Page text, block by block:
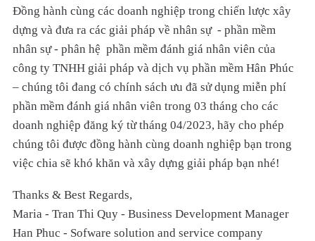
Đồng hành cùng các doanh nghiệp trong chiến lược xây
dựng và đưa ra các giải pháp về nhân sự - phần mềm
nhân sự - phân hệ phần mềm đánh giá nhân viên của
công ty TNHH giải pháp và dịch vụ phần mềm Hân Phúc
– chúng tôi đang có chính sách ưu đã sử dụng miễn phí
phần mềm đánh giá nhân viên trong 03 tháng cho các
doanh nghiệp đăng ký từ tháng 04/2023, hãy cho phép
chúng tôi được đồng hành cùng doanh nghiệp bạn trong
việc chia sẽ khó khăn và xây dựng giải pháp bạn nhé!
Thanks & Best Regards,
Maria - Tran Thi Quy - Business Development Manager
Han Phuc - Sofware solution and service company